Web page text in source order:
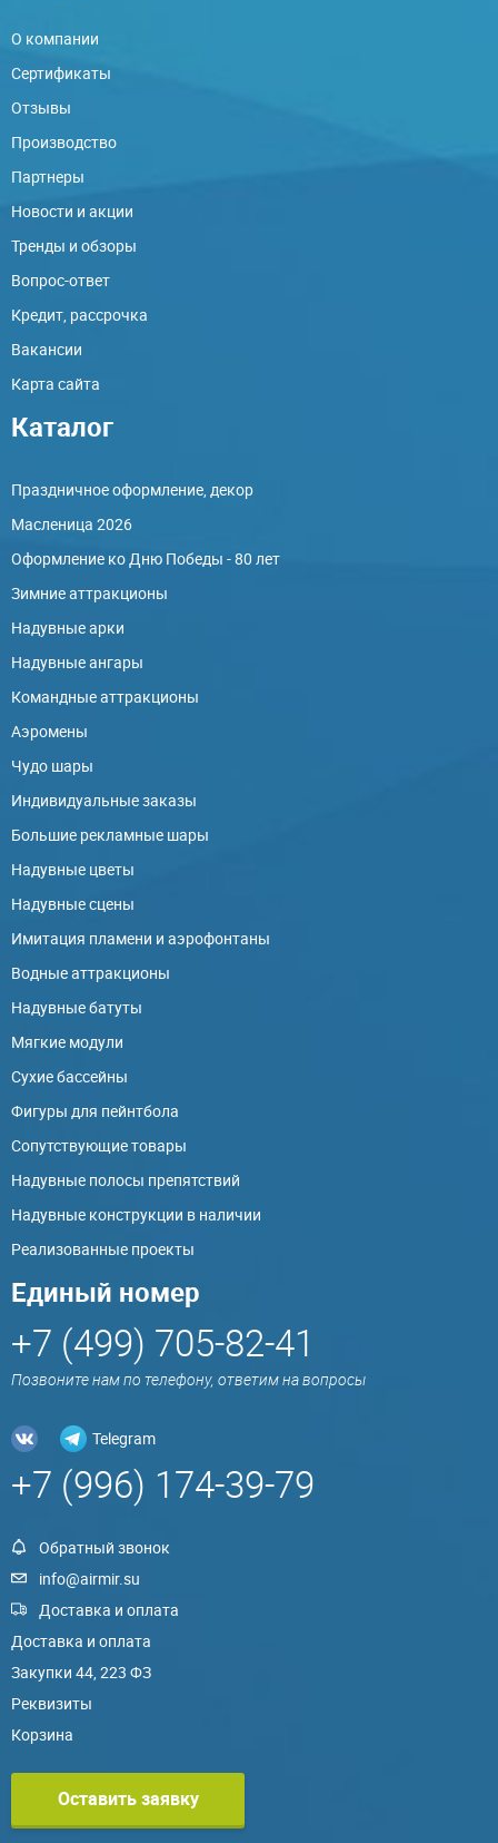
О компании
Сертификаты
Отзывы
Производство
Партнеры
Новости и акции
Тренды и обзоры
Вопрос-ответ
Кредит, рассрочка
Вакансии
Карта сайта
Каталог
Праздничное оформление, декор
Масленица 2026
Оформление ко Дню Победы - 80 лет
Зимние аттракционы
Надувные арки
Надувные ангары
Командные аттракционы
Аэромены
Чудо шары
Индивидуальные заказы
Большие рекламные шары
Надувные цветы
Надувные сцены
Имитация пламени и аэрофонтаны
Водные аттракционы
Надувные батуты
Мягкие модули
Сухие бассейны
Фигуры для пейнтбола
Сопутствующие товары
Надувные полосы препятствий
Надувные конструкции в наличии
Реализованные проекты
Единый номер
+7 (499) 705-82-41
Позвоните нам по телефону, ответим на вопросы
Telegram
+7 (996) 174-39-79
Обратный звонок
info@airmir.su
Доставка и оплата
Доставка и оплата
Закупки 44, 223 ФЗ
Реквизиты
Корзина
Оставить заявку